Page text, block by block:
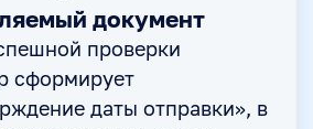
документ
проверки
сформирует
даты отправки», в